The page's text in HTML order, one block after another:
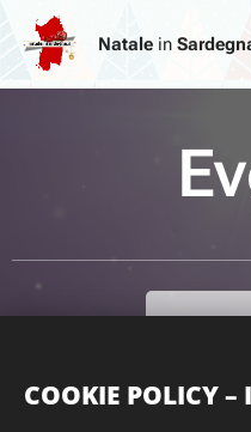
Natale in
COOKIE POLICY